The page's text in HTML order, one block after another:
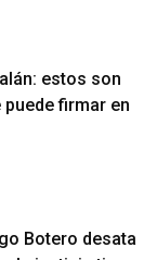
estos son
firmar en
Botero desata